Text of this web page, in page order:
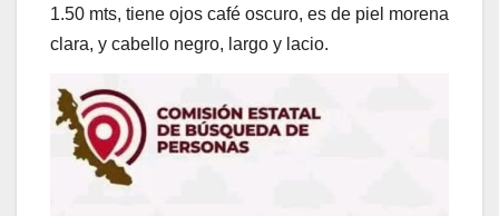
1.50 mts, tiene ojos café oscuro, es de piel morena
clara, y cabello negro, largo y lacio.